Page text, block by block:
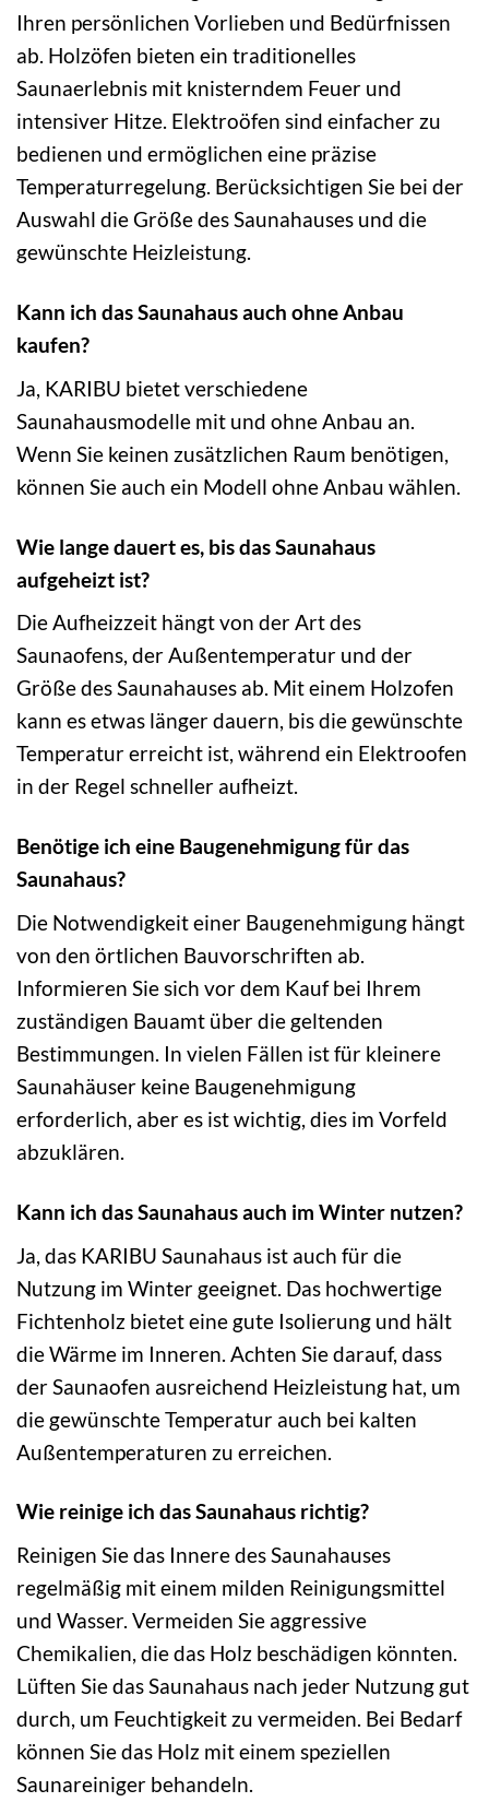
Ihren persönlichen Vorlieben und Bedürfnissen
ab. Holzöfen bieten ein traditionelles
Saunaerlebnis mit knisterndem Feuer und
intensiver Hitze. Elektroöfen sind einfacher zu
bedienen und ermöglichen eine präzise
Temperaturregelung. Berücksichtigen Sie bei der
Auswahl die Größe des Saunahauses und die
gewünschte Heizleistung.
Kann ich das Saunahaus auch ohne Anbau
kaufen?
Ja, KARIBU bietet verschiedene
Saunahausmodelle mit und ohne Anbau an.
Wenn Sie keinen zusätzlichen Raum benötigen,
können Sie auch ein Modell ohne Anbau wählen.
Wie lange dauert es, bis das Saunahaus
aufgeheizt ist?
Die Aufheizzeit hängt von der Art des
Saunaofens, der Außentemperatur und der
Größe des Saunahauses ab. Mit einem Holzofen
kann es etwas länger dauern, bis die gewünschte
Temperatur erreicht ist, während ein Elektroofen
in der Regel schneller aufheizt.
Benötige ich eine Baugenehmigung für das
Saunahaus?
Die Notwendigkeit einer Baugenehmigung hängt
von den örtlichen Bauvorschriften ab.
Informieren Sie sich vor dem Kauf bei Ihrem
zuständigen Bauamt über die geltenden
Bestimmungen. In vielen Fällen ist für kleinere
Saunahäuser keine Baugenehmigung
erforderlich, aber es ist wichtig, dies im Vorfeld
abzuklären.
Kann ich das Saunahaus auch im Winter nutzen?
Ja, das KARIBU Saunahaus ist auch für die
Nutzung im Winter geeignet. Das hochwertige
Fichtenholz bietet eine gute Isolierung und hält
die Wärme im Inneren. Achten Sie darauf, dass
der Saunaofen ausreichend Heizleistung hat, um
die gewünschte Temperatur auch bei kalten
Außentemperaturen zu erreichen.
Wie reinige ich das Saunahaus richtig?
Reinigen Sie das Innere des Saunahauses
regelmäßig mit einem milden Reinigungsmittel
und Wasser. Vermeiden Sie aggressive
Chemikalien, die das Holz beschädigen könnten.
Lüften Sie das Saunahaus nach jeder Nutzung gut
durch, um Feuchtigkeit zu vermeiden. Bei Bedarf
können Sie das Holz mit einem speziellen
Saunareiniger behandeln.